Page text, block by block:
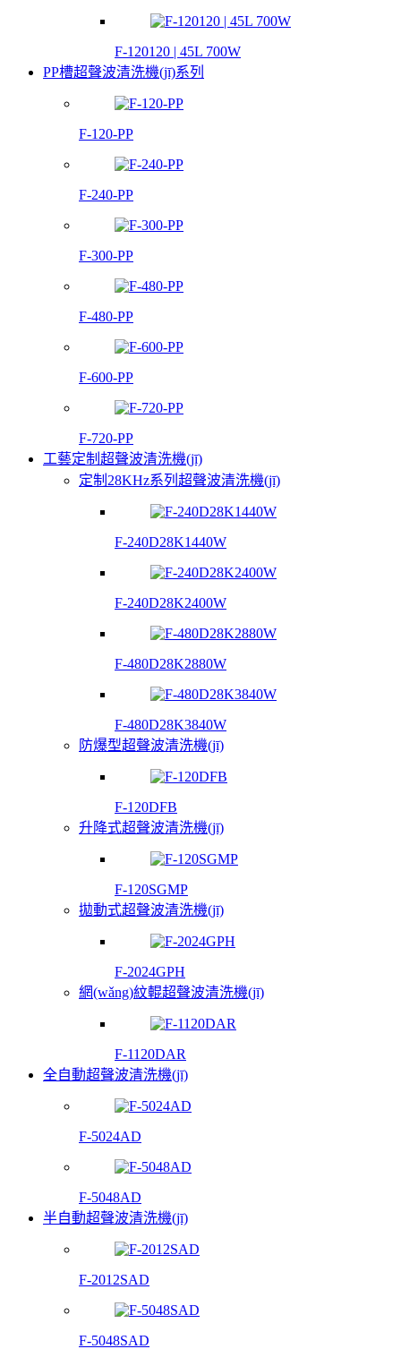
F-120120 | 45L 700W
PP槽超聲波清洗機(jī)系列
F-120-PP
F-240-PP
F-300-PP
F-480-PP
F-600-PP
F-720-PP
工藝定制超聲波清洗機(jī)
定制28KHz系列超聲波清洗機(jī)
F-240D28K1440W
F-240D28K2400W
F-480D28K2880W
F-480D28K3840W
防爆型超聲波清洗機(jī)
F-120DFB
升降式超聲波清洗機(jī)
F-120SGMP
拋動式超聲波清洗機(jī)
F-2024GPH
網(wǎng)紋輥超聲波清洗機(jī)
F-1120DAR
全自動超聲波清洗機(jī)
F-5024AD
F-5048AD
半自動超聲波清洗機(jī)
F-2012SAD
F-5048SAD